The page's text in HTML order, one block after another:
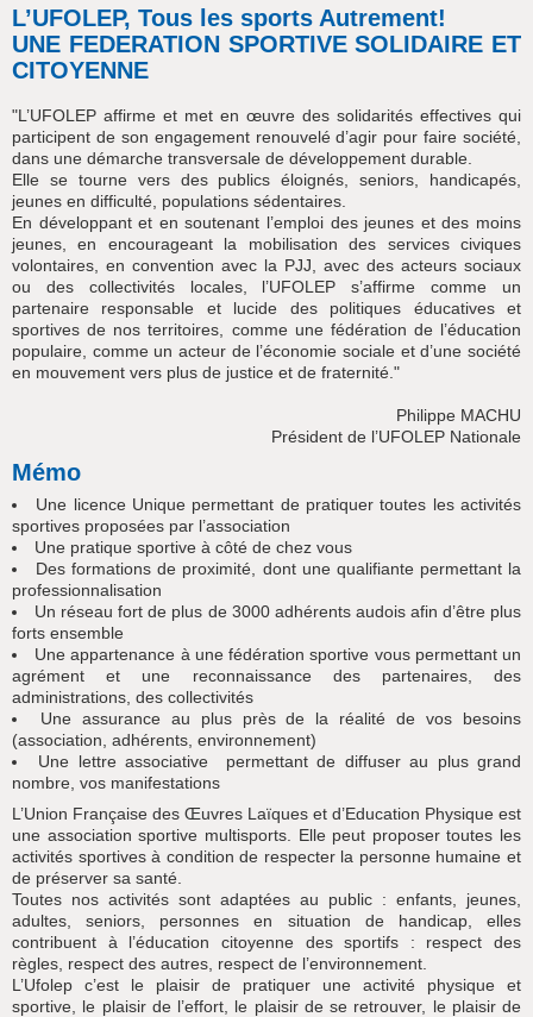
L’UFOLEP, Tous les sports Autrement!
UNE FEDERATION SPORTIVE SOLIDAIRE ET
CITOYENNE
"L’UFOLEP affirme et met en œuvre des solidarités effectives qui
participent de son engagement renouvelé d’agir pour faire société,
dans une démarche transversale de développement durable.
Elle se tourne vers des publics éloignés, seniors, handicapés,
jeunes en difficulté, populations sédentaires.
En développant et en soutenant l’emploi des jeunes et des moins
jeunes, en encourageant la mobilisation des services civiques
volontaires, en convention avec la PJJ, avec des acteurs sociaux
ou des collectivités locales, l’UFOLEP s’affirme comme un
partenaire responsable et lucide des politiques éducatives et
sportives de nos territoires, comme une fédération de l’éducation
populaire, comme un acteur de l’économie sociale et d’une société
en mouvement vers plus de justice et de fraternité."
Philippe MACHU
Président de l’UFOLEP Nationale
Mémo
Une licence Unique permettant de pratiquer toutes les activités
sportives proposées par l’association
Une pratique sportive à côté de chez vous
Des formations de proximité, dont une qualifiante permettant la
professionnalisation
Un réseau fort de plus de 3000 adhérents audois afin d’être plus
forts ensemble
Une appartenance à une fédération sportive vous permettant un
agrément et une reconnaissance des partenaires, des
administrations, des collectivités
Une assurance au plus près de la réalité de vos besoins
(association, adhérents, environnement)
Une lettre associative permettant de diffuser au plus grand
nombre, vos manifestations
L’Union Française des Œuvres Laïques et d’Education Physique est
une association sportive multisports. Elle peut proposer toutes les
activités sportives à condition de respecter la personne humaine et
de préserver sa santé.
Toutes nos activités sont adaptées au public : enfants, jeunes,
adultes, seniors, personnes en situation de handicap, elles
contribuent à l’éducation citoyenne des sportifs : respect des
règles, respect des autres, respect de l’environnement.
L’Ufolep c’est le plaisir de pratiquer une activité physique et
sportive, le plaisir de l’effort, le plaisir de se retrouver, le plaisir de